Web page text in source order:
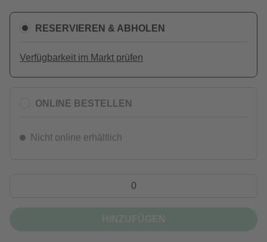
RESERVIEREN & ABHOLEN
Verfügbarkeit im Markt prüfen
ONLINE BESTELLEN
Nicht online erhältlich